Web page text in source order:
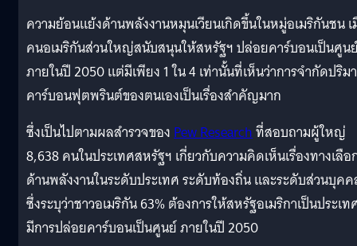
ความย้อนแย้งด้านพลังงานหมุนเวียนเกิดขึ้นในหมู่อเมริกันชน
คนอเมริกันส่วนใหญ่สนับสนุนให้สหรัฐฯ ปล่อยคาร์บอนเป็นศูน
ภายในปี 2050 แต่มีเพียง 1 ใน 4 เท่านั้นที่เห็นว่าการจำกัดปริ
คาร์บอนฟุตพรินต์ของตนเองเป็นเรื่องสำคัญมาก
ซึ่งเป็นไปตามผลสำรวจของPew Researchที่สอบถามผู้ใหญ่
8,638 คนในประเทศสหรัฐฯ เกี่ยวกับความคิดเห็นเรื่องทางเลือ
ด้านพลังงานในระดับประเทศ ระดับท้องถิ่น และระดับส่วนบุค
ซึ่งระบุว่าชาวอเมริกัน 63% ต้องการให้สหรัฐอเมริกาเป็นประเ
มีการปล่อยคาร์บอนเป็นศูนย์ ภายในปี 2050